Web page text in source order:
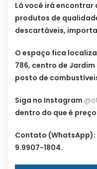
Lá você irá encontrar
produtos de
descartáveis,
O espaço fica
786, centro de Jardim
posto de
Siga no Instagram
dentro do que é
Contato (WhatsApp):
9.9907-1804.